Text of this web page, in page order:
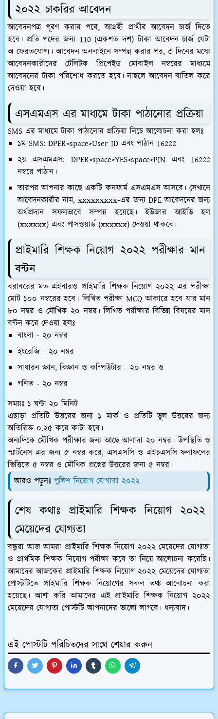
২০২২ চাকরির আবেদন
আবেদনপত্র পূরণ করার পরে, আগ্রহী প্রার্থীর আবেদন চার্জ দিতে
হবে। প্রতি পদের জন্য 110 (একশত দশ) টাকা আবেদন চার্জ যেটা
অ ফেরতযোগ্য। আবেদন অনলাইনে সম্পন্ন করার পর, ৩ দিনের মধ্যে
আবেদনকারীদের টেলিটক প্রিপেইড মোবাইল নম্বরের মাধ্যমে
আবেদনের টাকা পরিশোধ করতে হবে। নাহলে আবেদন বাতিল করে
দেওয়া হবে।
এসএমএস এর মাধ্যমে টাকা পাঠানোর প্রক্রিয়া
SMS এর মাধ্যমে টাকা পাঠানোর প্রক্রিয়া নিচে আলোচনা করা হলঃ
১ম SMS: DPER<space>User ID এবং পাঠান 16222
২য় এসএমএস: DPER<space>YES<space>PIN এবং 16222
নম্বরে পাঠান।
তারপর আপনার কাছে একটি কনফার্ম এসএমএস আসবে। সেখানে
আবেদনকারীর নাম, xxxxxxxxx-এর জন্য DPE আবেদনের জন্য
অর্থপ্রদান সফলভাবে সম্পন্ন হয়েছে। ইউজার আইডি হল
(xxxxxx) এবং পাসওয়ার্ড (xxxxxx) দেওয়া থাকবে।
প্রাইমারি শিক্ষক নিয়োগ ২০২২ পরীক্ষার মান
বন্টন
বরাবরের মত এইবারও প্রাইমারি শিক্ষক নিয়োগ ২০২২ এর পরীক্ষা
মোট ১০০ নম্বরের হবে। লিখিত পরীক্ষা MCQ আকারে হবে যার মান
৮০ নম্বর ও মৌখিক ২০ নম্বর। লিখিত পরীক্ষার বিভিন্ন বিষয়ের মান
বন্টন করে দেওয়া হলঃ
বাংলা - ২০ নম্বর
ইংরেজি - ২০ নম্বর
সাধারন জ্ঞান, বিজ্ঞান ও কম্পিউটার - ২০ নম্বর ও
গণিত - ২০ নম্বর
সময়ঃ ১ ঘন্টা ২০ মিনিট
এছাড়া প্রতিটি উত্তরের জন্য ১ মার্ক ও প্রতিটি ভূল উত্তরের জন্য
অতিরিক্ত ০.২৫ করে কাটা হবে।
অন্যদিকে মৌখিক পরীক্ষার জন্য আছে আলাদা ২০ নম্বর। উপস্থিতি ও
স্মার্টনেস এর জন্য ৫ নম্বর করে, এসএসসি ও এইচএসসি ফলাফলের
ভিত্তিতে ৫ নম্বর ও মৌখিক প্রশ্নের উত্তরের জন্য ৫ নম্বর।
আরও পড়ুনঃ পুলিশ নিয়োগ যোগ্যতা ২০২২
শেষ কথাঃ প্রাইমারি শিক্ষক নিয়োগ ২০২২
মেয়েদের যোগ্যতা
বন্ধুরা আজ আমরা প্রাইমারি শিক্ষক নিয়োগ ২০২২ মেয়েদের যোগ্যতা
ও প্রাথমিক শিক্ষক নিয়োগ পরীক্ষা কবে তা নিয়ে আলোচনা করেছি।
আমাদের আজকের প্রাইমারি শিক্ষক নিয়োগ ২০২২ মেয়েদের যোগ্যতা
পোস্টটিতে প্রাইমারি শিক্ষক নিয়োগের সকল তথ্য আলোচনা করা
হয়েছে। আশা করি আমাদের এই প্রাইমারি শিক্ষক নিয়োগ ২০২২
মেয়েদের যোগ্যতা পোস্টটি আপনাদের ভালো লাগবে। ধন্যবাদ।
এই পোস্টটি পরিচিতদের সাথে শেয়ার করুন